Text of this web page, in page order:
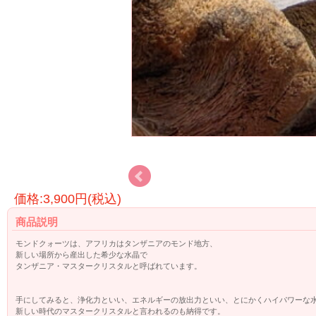
価格:3,900円(税込)
商品説明
モンドクォーツは、アフリカはタンザニアのモンド地方、
新しい場所から産出した希少な水晶で
タンザニア・マスタークリスタルと呼ばれています。
手にしてみると、浄化力といい、エネルギーの放出力といい、とにかくハイパワーな
新しい時代のマスタークリスタルと言われるのも納得です。